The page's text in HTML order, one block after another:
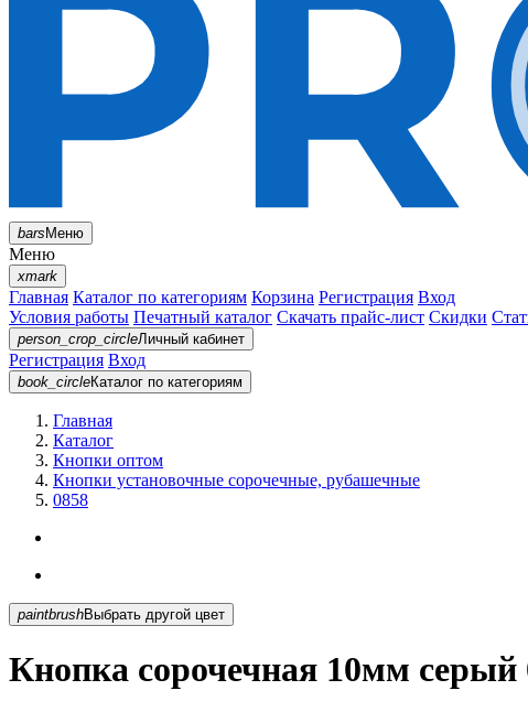
barsМеню
Меню
xmark
Главная Каталог по категориям Корзина Регистрация Вход
Условия работы Печатный каталог Скачать прайс-лист Скидки
person_crop_circleЛичный кабинет
Регистрация Вход
book_circleКаталог по категориям
Главная
Каталог
Кнопки оптом
Кнопки установочные сорочечные, рубашечные
0858
paintbrush Выбрать другой цвет
Кнопка сорочечная 10мм серый